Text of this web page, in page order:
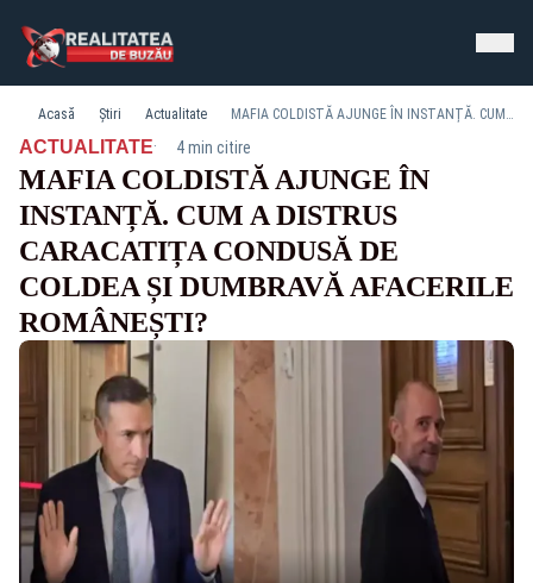
Acasă Știri Actualitate MAFIA COLDISTĂ AJUNGE ÎN INSTANȚĂ. CUM A DISTRUS CARACATIȚA CONDUSĂ DE COLDEA ȘI DUMBRAVĂ AFACERILE ROMÂNEȘTI?
ACTUALITATE· 4 min citire
MAFIA COLDISTĂ AJUNGE ÎN
INSTANȚĂ. CUM A DISTRUS
CARACATIȚA CONDUSĂ DE
COLDEA ȘI DUMBRAVĂ AFACERILE
ROMÂNEȘTI?